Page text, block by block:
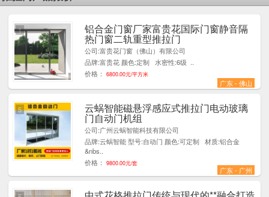
铝合金门窗厂家富贵花国际门窗静音隔
热门窗二轨重型推拉门
公司:富贵花门窗（佛山）有限公司
品牌:富贵花 颜色:定制 水密性:6级 ..
价格：
6800.00元/平方米
广东 - 佛山
1
云蜗智能磁悬浮感应式推拉门电动玻璃
门自动门机组
公司:广州云蜗智能科技有限公司
品牌:云蜗智能 型号:自动门 颜色:可定制 材质:铝合金
&nbs..
价格：
9800.00元/套
广东 - 广州
5